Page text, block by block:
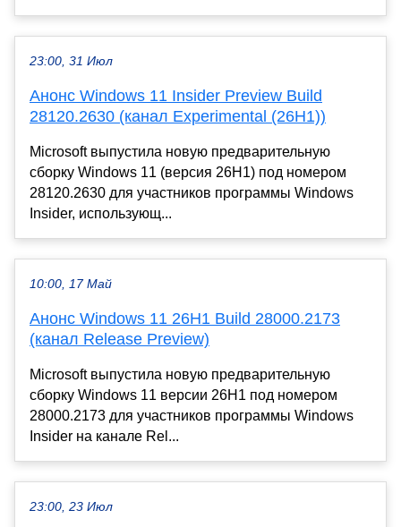
23:00, 31 Июл
Анонс Windows 11 Insider Preview Build
28120.2630 (канал Experimental (26H1))
Microsoft выпустила новую предварительную
сборку Windows 11 (версия 26H1) под номером
28120.2630 для участников программы Windows
Insider, использующ...
10:00, 17 Май
Анонс Windows 11 26H1 Build 28000.2173
(канал Release Preview)
Microsoft выпустила новую предварительную
сборку Windows 11 версии 26H1 под номером
28000.2173 для участников программы Windows
Insider на канале Rel...
23:00, 23 Июл